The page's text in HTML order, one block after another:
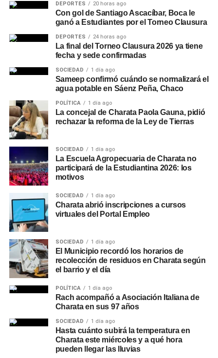
DEPORTES 20 horas ago
Con gol de Santiago Ascacíbar, Boca le
ganó a Estudiantes por el Torneo Clausura
DEPORTES 24 horas ago
La final del Torneo Clausura 2026 ya tiene
fecha y sede confirmadas
SOCIEDAD 1 día ago
Sameep confirmó cuándo se normalizará el
agua potable en Sáenz Peña, Chaco
POLÍTICA 1 día ago
La concejal de Charata Paola Gauna, pidió
rechazar la reforma de la Ley de Tierras
SOCIEDAD 1 día ago
La Escuela Agropecuaria de Charata no
participará de la Estudiantina 2026: los
motivos
SOCIEDAD 1 día ago
Charata abrió inscripciones a cursos
virtuales del Portal Empleo
SOCIEDAD 1 día ago
El Municipio recordó los horarios de
recolección de residuos en Charata según
el barrio y el día
POLÍTICA 1 día ago
Rach acompañó a Asociación Italiana de
Charata en sus 97 años
SOCIEDAD 1 día ago
Hasta cuánto subirá la temperatura en
Charata este miércoles y a qué hora
pueden llegar las lluvias